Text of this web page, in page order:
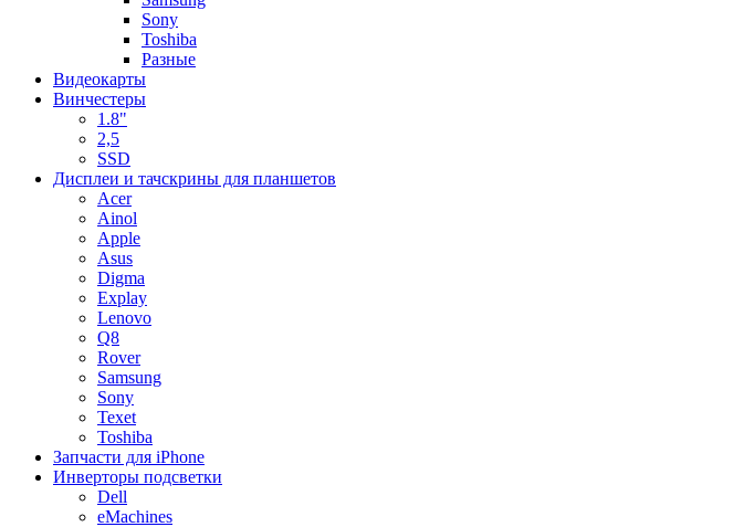
Sony
Toshiba
Разные
Видеокарты
Винчестеры
1.8"
2,5
SSD
Дисплеи и тачскрины для планшетов
Acer
Ainol
Apple
Asus
Digma
Explay
Lenovo
Q8
Rover
Samsung
Sony
Texet
Toshiba
Запчасти для iPhone
Инверторы подсветки
Dell
eMachines